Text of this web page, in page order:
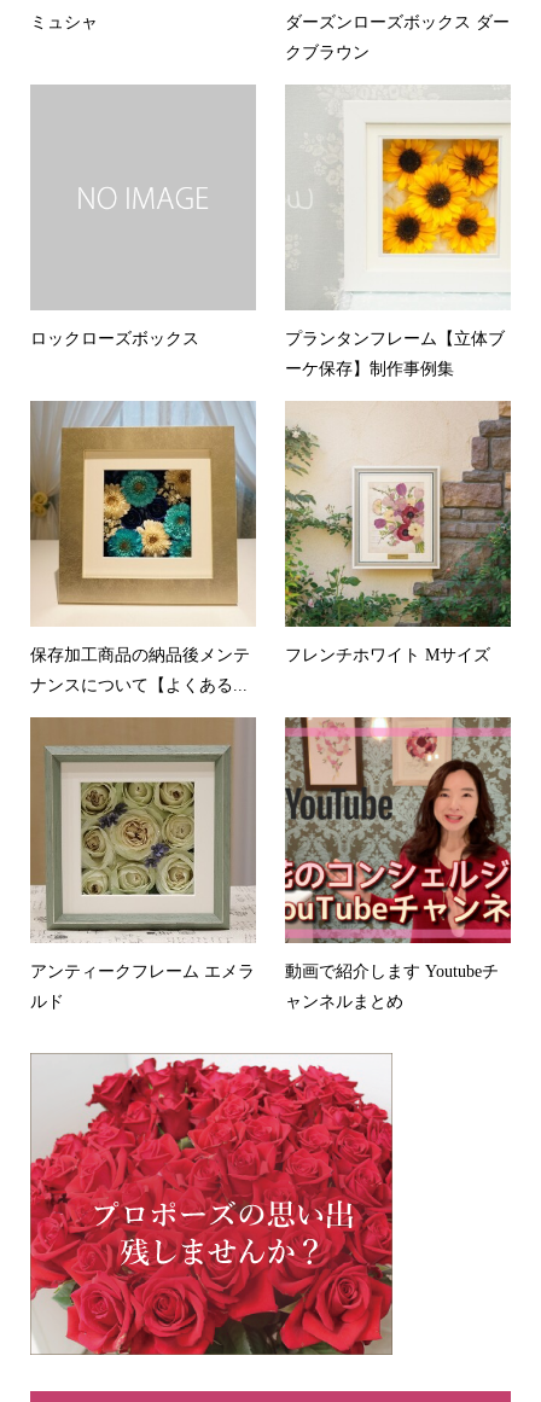
ミュシャ
ダーズンローズボックス ダー
クブラウン
ロックローズボックス
プランタンフレーム【立体ブ
ーケ保存】制作事例集
保存加工商品の納品後メンテ
ナンスについて【よくある...
フレンチホワイト Mサイズ
アンティークフレーム エメラ
ルド
動画で紹介します Youtubeチ
ャンネルまとめ